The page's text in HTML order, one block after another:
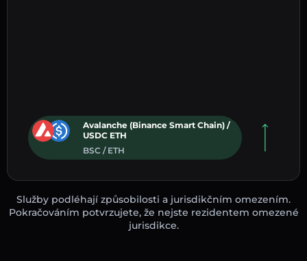
Avalanche (Binance Smart Chain) /
USDC ETH
BSC / ETH
Služby podléhají způsobilosti a jurisdikčním omezením.
Pokračováním potvrzujete, že nejste rezidentem omezené
jurisdikce.